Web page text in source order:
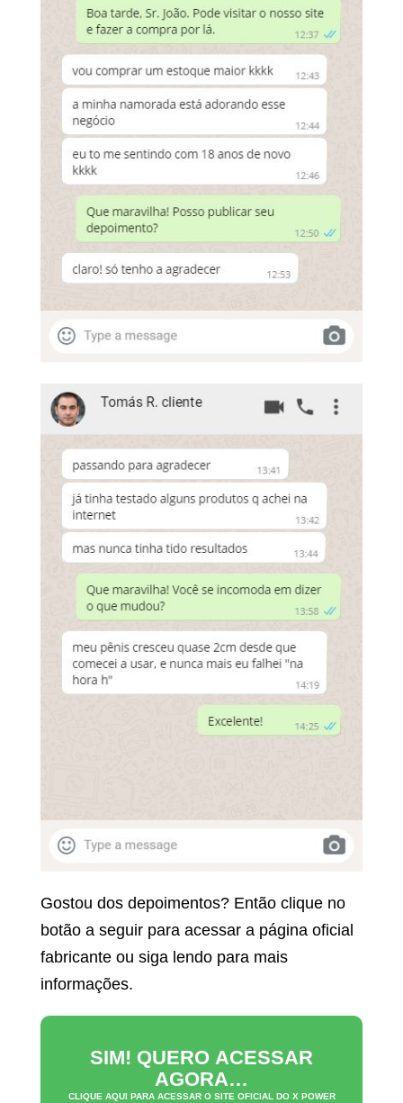
Gostou dos depoimentos? Então clique no
botão a seguir para acessar a página oficial
fabricante ou siga lendo para mais
informações.
SIM! QUERO ACESSAR
AGORA…
CLIQUE AQUI PARA ACESSAR O SITE OFICIAL DO X POWER